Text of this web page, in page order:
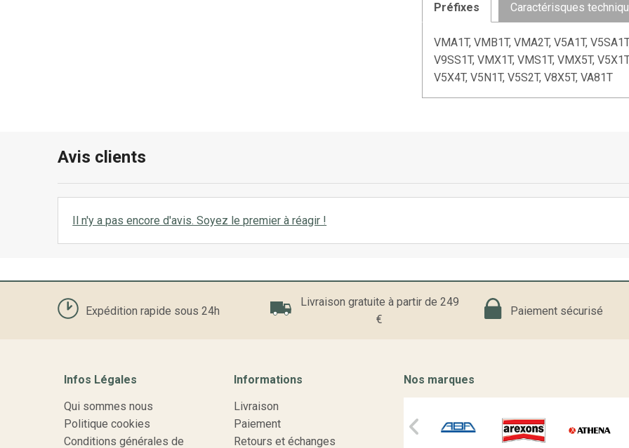
Préfixes Caractérisques
VMA1T, VMB1T, VMA2T, V5A1T,
V9SS1T, VMX1T, VMS1T, VMX5T,
V5X4T, V5N1T, V5S2T, V8X5T, VA81T
Avis clients
Il n'y a pas encore d'avis. Soyez le premier à réagir !
Expédition rapide sous 24h
Livraison gratuite à partir de 249
€
Paiement sécurisé
Infos Légales
Qui sommes nous
Politique cookies
Conditions générales de
Informations
Livraison
Paiement
Retours et échanges
Nos marques